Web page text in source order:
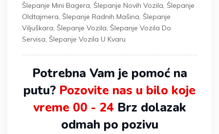
Šlepanje Mini Bagera, Šlepanje Novih Vozila, Šlepanje
Oldtajmera, Šlepanje Radnih Mašina, Šlepanje
Viljuškara, Šlepanje Vozila, Šlepanje Vozila Do
Servisa, Šlepanje Vozila U Kvaru
Potrebna Vam je pomoć na
putu? Pozovite nas u bilo koje
vreme 00 - 24Brz dolazak
odmah po pozivu